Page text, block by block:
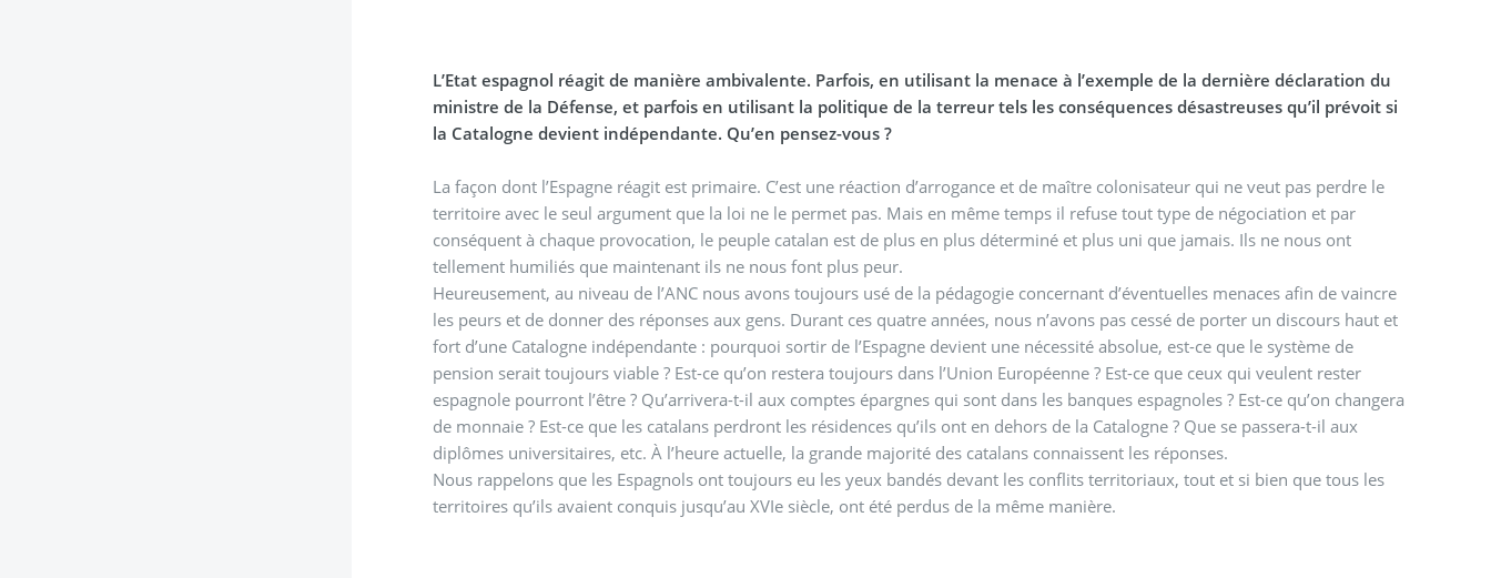
L’Etat espagnol réagit de manière ambivalente. Parfois, en utilisant la menace à l’exemple de la dernière déclaration du
ministre de la Défense, et parfois en utilisant la politique de la terreur tels les conséquences désastreuses qu’il prévoit si
la Catalogne devient indépendante. Qu’en pensez-vous ?
La façon dont l’Espagne réagit est primaire. C’est une réaction d’arrogance et de maître colonisateur qui ne veut pas perdre le
territoire avec le seul argument que la loi ne le permet pas. Mais en même temps il refuse tout type de négociation et par
conséquent à chaque provocation, le peuple catalan est de plus en plus déterminé et plus uni que jamais. Ils ne nous ont
tellement humiliés que maintenant ils ne nous font plus peur.
Heureusement, au niveau de l’ANC nous avons toujours usé de la pédagogie concernant d’éventuelles menaces afin de vaincre
les peurs et de donner des réponses aux gens. Durant ces quatre années, nous n’avons pas cessé de porter un discours haut et
fort d’une Catalogne indépendante : pourquoi sortir de l’Espagne devient une nécessité absolue, est-ce que le système de
pension serait toujours viable ? Est-ce qu’on restera toujours dans l’Union Européenne ? Est-ce que ceux qui veulent rester
espagnole pourront l’être ? Qu’arrivera-t-il aux comptes épargnes qui sont dans les banques espagnoles ? Est-ce qu’on changera
de monnaie ? Est-ce que les catalans perdront les résidences qu’ils ont en dehors de la Catalogne ? Que se passera-t-il aux
diplômes universitaires, etc. À l’heure actuelle, la grande majorité des catalans connaissent les réponses.
Nous rappelons que les Espagnols ont toujours eu les yeux bandés devant les conflits territoriaux, tout et si bien que tous les
territoires qu’ils avaient conquis jusqu’au XVIe siècle, ont été perdus de la même manière.